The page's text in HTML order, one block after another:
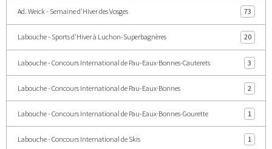
Ad. Weick - Semaine d'Hiver des Vosges 73
Labouche - Sports d'Hiver à Luchon-Superbagnères 20
Labouche - Concours International de Pau-Eaux·Bonnes-Cauterets 3
Labouche - Concours International de Pau-Eaux·Bonnes 2
Labouche - Concours International de Pau-Eaux·Bonnes-Gourette 1
Labouche - Concours International de Skis 1